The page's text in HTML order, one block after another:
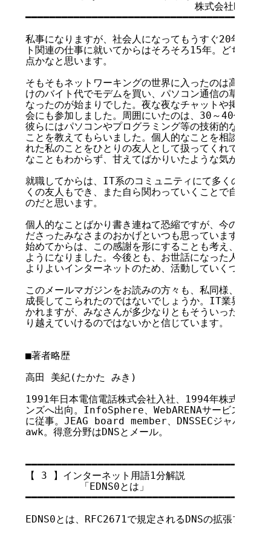
株式会社NTTPCコ
━━━━━━━━━━━━━━━━━━━━━━━━━━━━━━━━━━━
私事になりますが、社会人になってもうすぐ20年にな
ト関連の仕事に就いてからはそろそろ15年。どちらも
点かなと思います。
そもそもネットワーキングの世界に入ったのは高校一
けのバイト代でモデムを買い、パソコン通信の草の根
なったのが始まりでした。夜な夜なチャットや掲示板
会にも参加しました。周囲にいたのは、30～40代のマ
彼らにはパソコンやプログラミング等の技術的な事柄
ことを教えてもらいました。個人的なことを相談した
れた私のことをひとりの友人として扱ってくれていま
なこともわからず、甘えてばかりいたような気がします
就職してからは、IT系のコミュニティにて多くの知見
くの友人もでき、また自ら関わっていくことで自分と
のだと思います。
個人的なことばかり書き連ねて恐縮ですが、今の自分
ださったみなさまのおかげといつも思っています。そ
始めてからは、この感謝を形にすることも考え、ビジ
ようになりました。今後とも、お世話になった人達、
よりよいインターネットのため、活動していくつもりで
このメールマガジンをお読みの方々も、私同様、たく
成長してこられたのではないでしょうか。IT業界の高
かれますが、みなさんが多少なりともそういった活動
り越えていけるのではないかと信じています。
■著者略歴
高田 美紀(たかた みき)
1991年日本電信電話株式会社入社、1994年株式会社
ンズへ出向。InfoSphere、WebARENAサービスの立
に従事。JEAG board member、DNSSECジャパン広
awk。得意分野はDNSとメール。
━━━━━━━━━━━━━━━━━━━━━━━━━━━━━━━━━━━
【 3 】インターネット用語1分解説
         「EDNS0とは」
━━━━━━━━━━━━━━━━━━━━━━━━━━━━━━━━━━━
EDNS0とは、RFC2671で規定されるDNSの拡張プロト